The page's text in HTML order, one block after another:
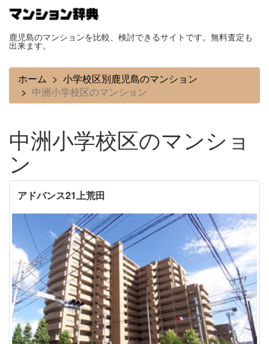
鹿児島のマンションを比較、検討できるサイトです。無料査定も
出来ます。
ホーム
小学校区別鹿児島のマンション
中洲小学校区のマンション
中洲小学校区のマンショ
ン
アドバンス21上荒田